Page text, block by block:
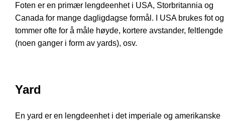
Foten er en primær lengdeenhet i USA, Storbritannia og
Canada for mange dagligdagse formål. I USA brukes fot og
tommer ofte for å måle høyde, kortere avstander, feltlengde
(noen ganger i form av yards), osv.
Yard
En yard er en lengdeenhet i det imperiale og amerikanske